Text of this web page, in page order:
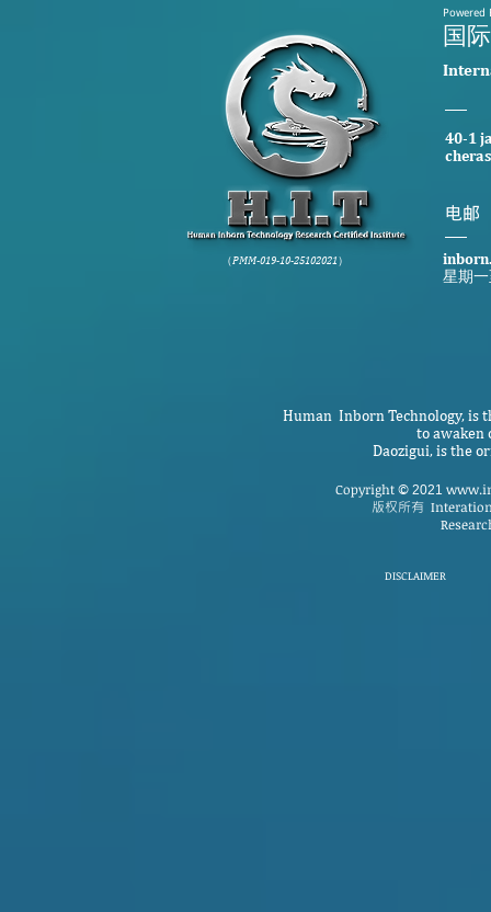
（PMM-019-10-25102021）
Powered
国
40-1
​电邮
星期
Human Inborn Technology, is
to awaken
Daozigui, is the
Copyright © 2021
版权所有
DISCLAIMER